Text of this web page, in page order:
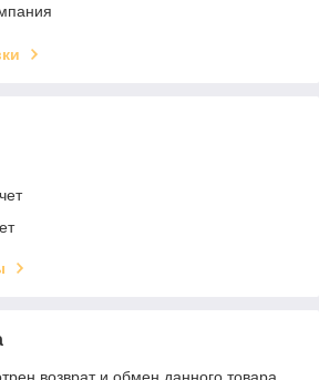
возврат и обмен данного товара